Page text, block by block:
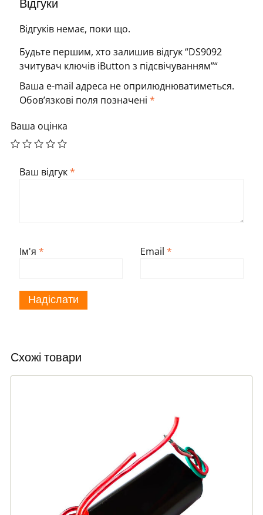
Відгуки
Відгуків немає, поки що.
Будьте першим, хто залишив відгук “DS9092
зчитувач ключів iButton з підсвічуванням”“
Ваша e-mail адреса не оприлюднюватиметься.
Обов’язкові поля позначені *
Ваша оцінка
Ваш відгук*
Ім'я * Email *
Схожі товари